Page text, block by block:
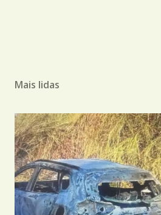
Mais lidas